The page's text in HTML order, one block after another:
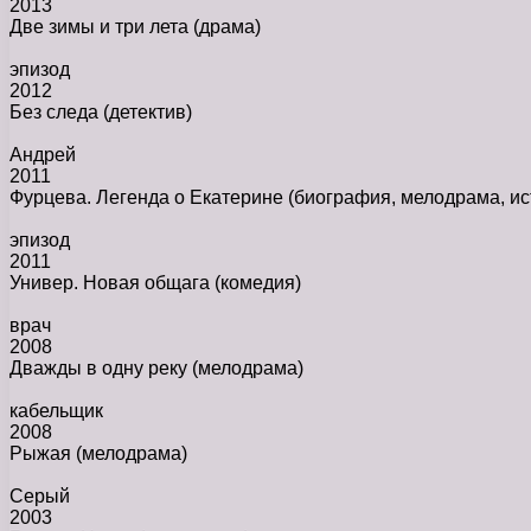
2013
Две зимы и три лета (драма)
эпизод
2012
Без следа (детектив)
Андрей
2011
Фурцева. Легенда о Екатерине (биография, мелодрама,
эпизод
2011
Универ. Новая общага (комедия)
врач
2008
Дважды в одну реку (мелодрама)
кабельщик
2008
Рыжая (мелодрама)
Серый
2003